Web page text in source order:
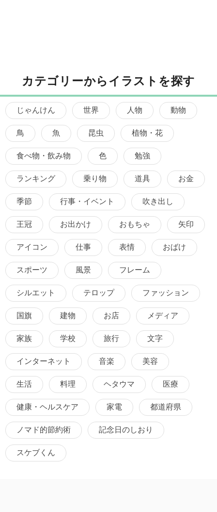
カテゴリーからイラストを探す
じゃんけん 世界 人物 動物
鳥 魚 昆虫 植物・花
食べ物・飲み物 色 勉強
ランキング 乗り物 道具 お金
季節 行事・イベント 吹き出し
王冠 お出かけ おもちゃ 矢印
アイコン 仕事 表情 おばけ
スポーツ 風景 フレーム
シルエット テロップ ファッション
国旗 建物 お店 メディア
家族 学校 旅行 文字
インターネット 音楽 美容
生活 料理 ヘタウマ 医療
健康・ヘルスケア 家電 都道府県
ノマド的節約術 記念日のしおり
スケブくん